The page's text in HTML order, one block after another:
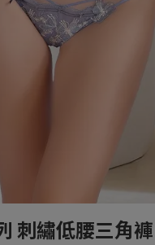
刺繡低腰三角